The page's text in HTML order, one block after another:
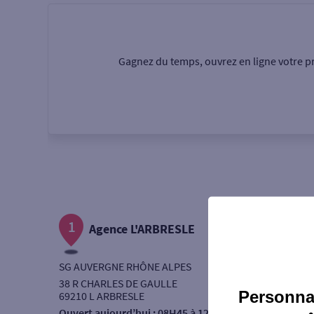
Autour de moi
Gagnez du temps, ouvrez en ligne votre
1 Agence L'ARBRESLE
SG AUVERGNE RHÔNE ALPES
38 R CHARLES DE GAULLE
69210 L ARBRESLE